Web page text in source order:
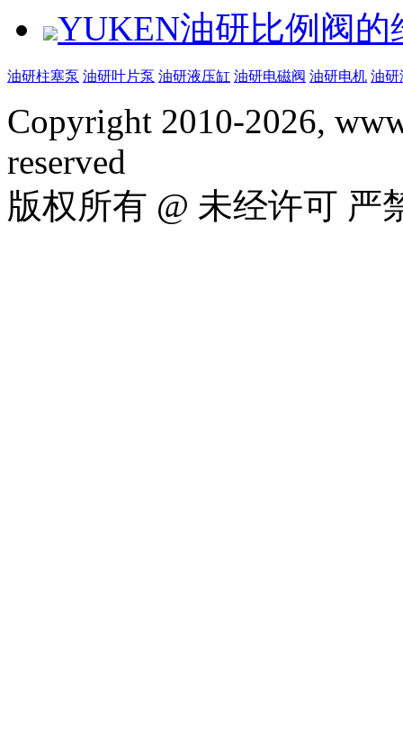
YUKEN油研比例阀的
油研柱塞泵 油研叶片泵 油研液压缸 油研电磁阀 油研电机 油研
Copyright 2010-2026,
reserved
版权所有 @ 未经许可 严